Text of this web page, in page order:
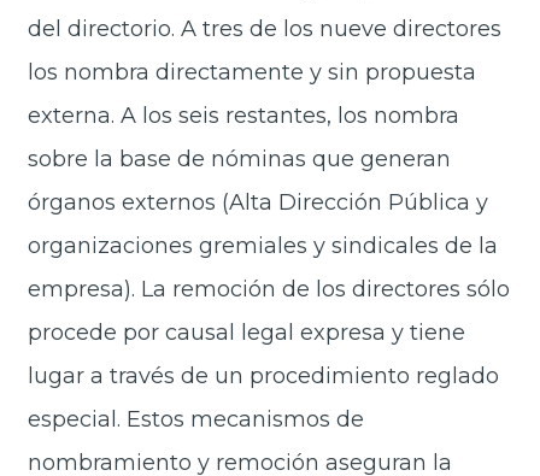
del directorio. A tres de los nueve directores
los nombra directamente y sin propuesta
externa. A los seis restantes, los nombra
sobre la base de nóminas que generan
órganos externos (Alta Dirección Pública y
organizaciones gremiales y sindicales de la
empresa). La remoción de los directores sólo
procede por causal legal expresa y tiene
lugar a través de un procedimiento reglado
especial. Estos mecanismos de
nombramiento y remoción aseguran la